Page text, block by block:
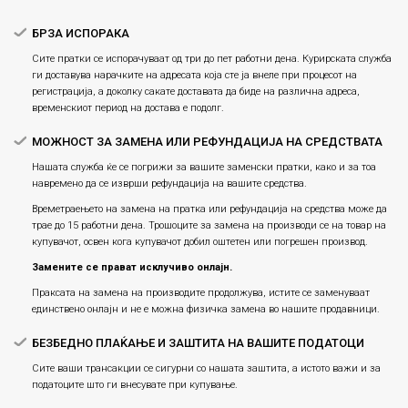
БРЗА ИСПОРАКА
Сите пратки се испорачуваат од три до пет работни дена. Курирската служба
ги доставува нарачките на адресата која сте ја внеле при процесот на
регистрација, а доколку сакате доставата да биде на различна адреса,
временскиот период на достава е подолг.
МОЖНОСТ ЗА ЗАМЕНА ИЛИ РЕФУНДАЦИЈА НА СРЕДСТВАТА
Нашата служба ќе се погрижи за вашите заменски пратки, како и за тоа
навремено да се изврши рефундација на вашите средства.
Времетраењето на замена на пратка или рефундацијa на средства може да
трае до 15 работни дена. Трошоците за замена на производи се на товар на
купувачот, освен кога купувачот добил оштетен или погрешен производ.
Замените се прават исклучиво онлајн.
Праксата на замена на производите продолжува, истите се заменуваат
единствено онлајн и не е можна физичка замена во нашите продавници.
БЕЗБЕДНО ПЛАЌАЊЕ И ЗАШТИТА НА ВАШИТЕ ПОДАТОЦИ
Сите ваши трансакции се сигурни со нашата заштита, а истото важи и за
податоците што ги внесувате при купување.